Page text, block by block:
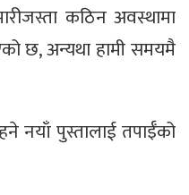
कठिन अवस्थामा
छ, अन्यथा हामी समयमै
नयाँ पुस्तालाई तपाईँको